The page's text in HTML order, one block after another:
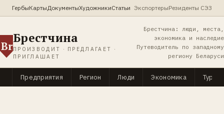
ГербыКартыДокументыХудожникиСтатьи ЭкспортерыРезиденты СЭЗ
Br
Брестчина
ПРОИЗВОДИТ · ПРЕДЛАГАЕТ ·
ПРИГЛАШАЕТ
Брестчина: люди, места,
экономика и наследие
Путеводитель по западному
региону Беларуси
Предприятия Регион Люди Экономика